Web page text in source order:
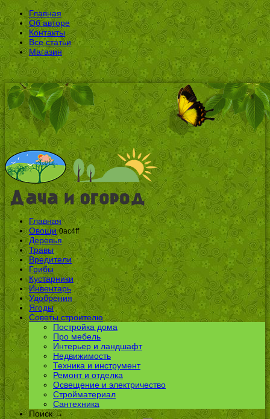
Главная
Об авторе
Контакты
Все статьи
Магазин
Главная
Овощи 0ac4ff
Деревья
Травы
Вредители
Грибы
Кустарники
Инвентарь
Удобрения
Ягоды
Советы строителю
Постройка дома
Про мебель
Интерьер и ландшафт
Недвижимость
Техника и инструмент
Ремонт и отделка
Освещение и электричество
Стройматериал
Сантехника
Поиск →